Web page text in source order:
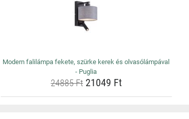
Modern falilámpa fekete, szürke kerek és olvasólámpával
- Puglia
24885 Ft21049 Ft